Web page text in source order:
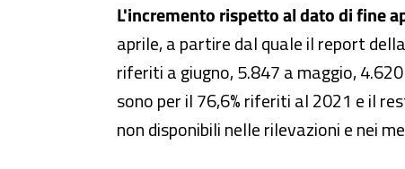
L'incremento rispetto al dato di fine
aprile, a partire dal quale il report
riferiti a giugno, 5.847 a maggio,
sono per il 76,6% riferiti al 2021 e il
non disponibili nelle rilevazioni e nei